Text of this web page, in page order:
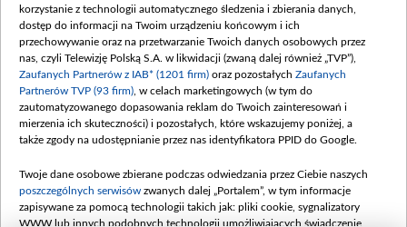
korzystanie z technologii automatycznego śledzenia i zbierania danych,
dostęp do informacji na Twoim urządzeniu końcowym i ich
przechowywanie oraz na przetwarzanie Twoich danych osobowych przez
nas, czyli Telewizję Polską S.A. w likwidacji (zwaną dalej również „TVP”),
Zaufanych Partnerów z IAB* (1201 firm) oraz pozostałych Zaufanych
Partnerów TVP (93 firm) , w celach marketingowych (w tym do
zautomatyzowanego dopasowania reklam do Twoich zainteresowań i
mierzenia ich skuteczności) i pozostałych, które wskazujemy poniżej, a
także zgody na udostępnianie przez nas identyfikatora PPID do Google.
Twoje dane osobowe zbierane podczas odwiedzania przez Ciebie naszych
poszczególnych serwisów zwanych dalej „Portalem”, w tym informacje
zapisywane za pomocą technologii takich jak: pliki cookie, sygnalizatory
WWW lub innych podobnych technologii umożliwiających świadczenie